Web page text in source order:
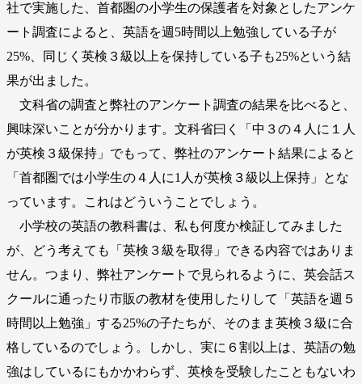
社で実施した、首都圏の小学生の保護者を対象としたアンケ
ート調査によると、英語を週5時間以上勉強している子が
25%、同じく英検３級以上を保持している子も25%という結
果が出ました。
文科省の調査と弊社のアンケート調査の結果を比べると、
興味深いことが分かります。文科省曰く「中３の４人に１人
が英検３級保持」でもって、弊社のアンケート結果によると
「首都圏では小学生の４人に1人が英検３級以上保持」とな
っています。これはどういうことでしょう。
小学校の英語の教科書は、私も何度か検証してみました
が、どう考えても「英検３級を取得」できる内容ではありま
せん。つまり、弊社アンケートで見られるように、英会話ス
クールに通ったり市販の教材を使用したりして「英語を週５
時間以上勉強」する25%の子たちが、そのまま英検３級に合
格しているのでしょう。しかし、実に６割以上は、英語の勉
強はしているにもかかわらず、英検を受験したこともないわ